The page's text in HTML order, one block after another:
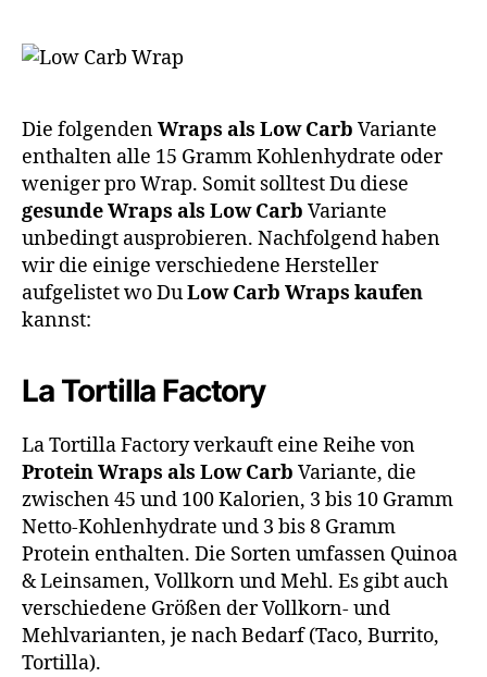
Die folgendenWraps als Low Carb Variante
enthalten alle 15 Gramm Kohlenhydrate oder
weniger pro Wrap. Somit solltest Du diese
gesunde Wraps als Low Carb Variante
unbedingt ausprobieren. Nachfolgend haben
wir die einige verschiedene Hersteller
aufgelistet wo DuLow Carb Wraps kaufen
kannst:
La Tortilla Factory
La Tortilla Factory verkauft eine Reihe von
Protein Wraps als Low Carb Variante, die
zwischen 45 und 100 Kalorien, 3 bis 10 Gramm
Netto-Kohlenhydrate und 3 bis 8 Gramm
Protein enthalten. Die Sorten umfassen Quinoa
& Leinsamen, Vollkorn und Mehl. Es gibt auch
verschiedene Größen der Vollkorn- und
Mehlvarianten, je nach Bedarf (Taco, Burrito,
Tortilla).